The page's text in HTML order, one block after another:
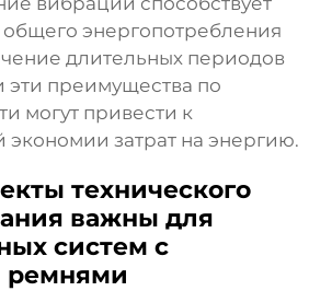
энергопотребления
длительных периодов
эти преимущества по
могут привести к
экономии затрат на энергию.
технического
важны для
систем с
ремнями